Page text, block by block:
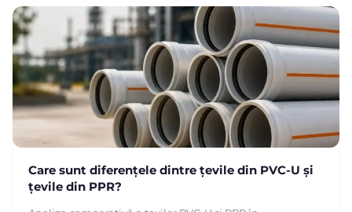
Care sunt diferențele dintre țevile din PVC-U și
țevile din PPR?